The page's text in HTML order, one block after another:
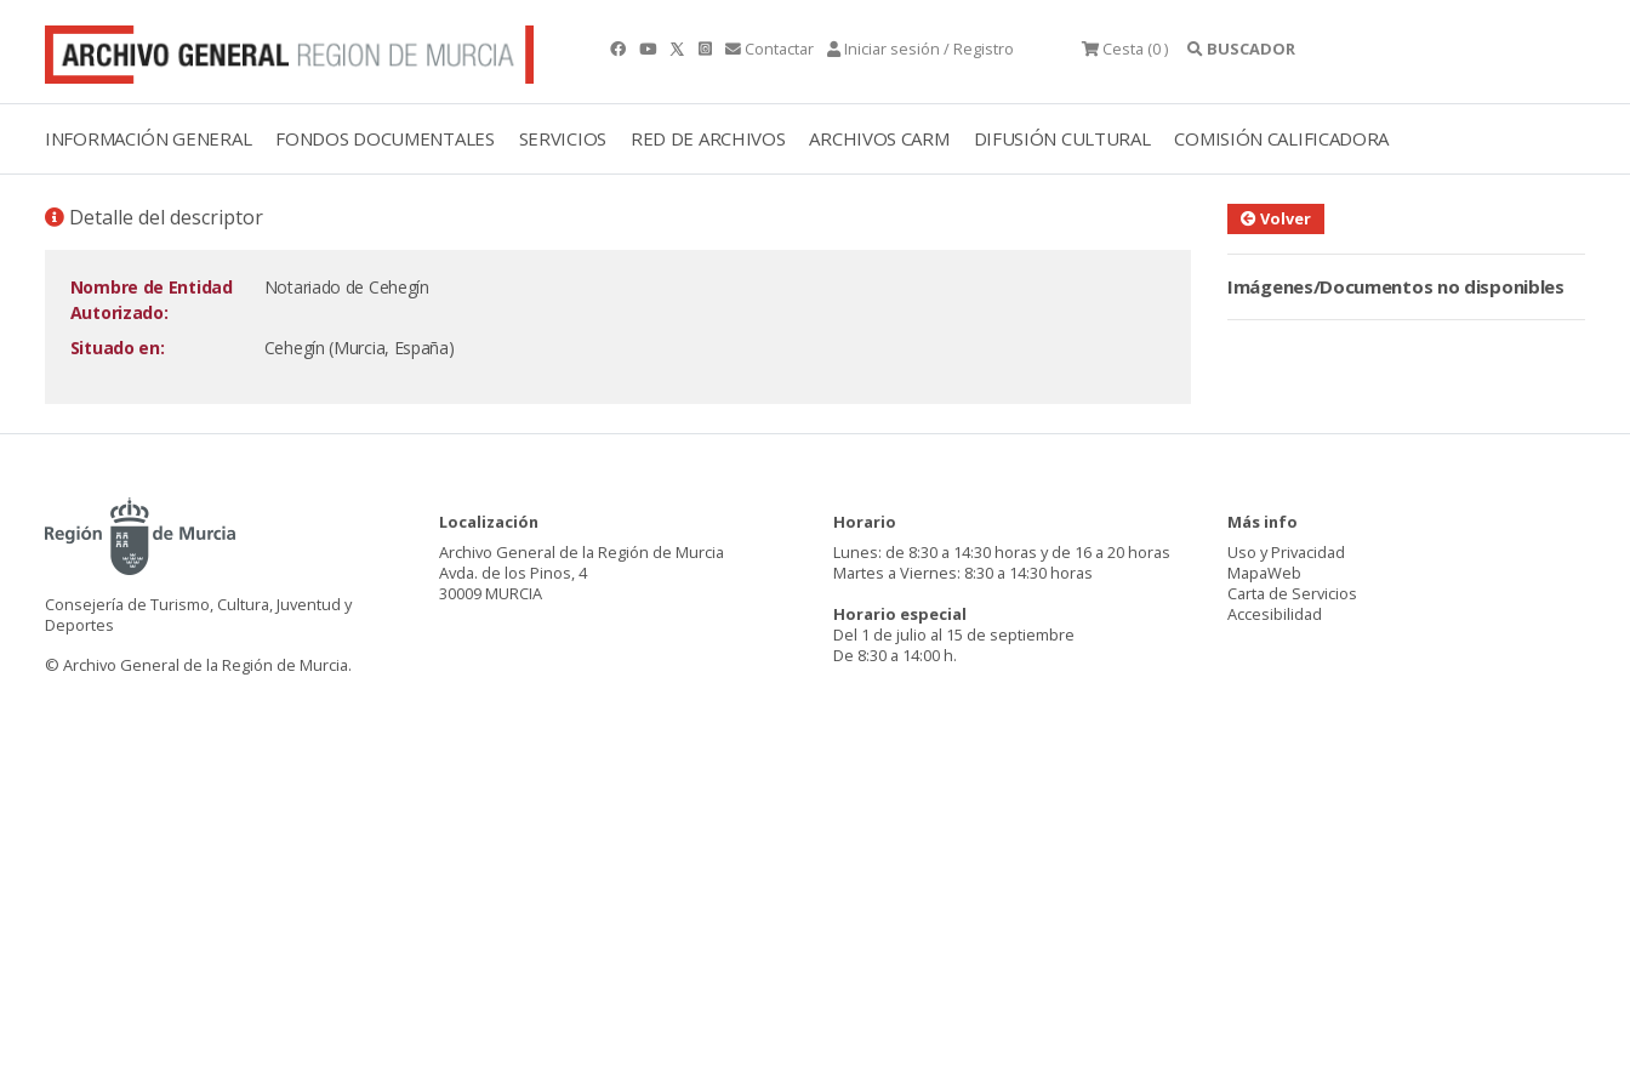
Contactar Iniciar sesión / Registro Cesta (0 ) BUSCADOR
INFORMACIÓN GENERAL FONDOS DOCUMENTALES SERVICIOS RED DE ARCHIVOS ARCHIVOS CARM DIFUSIÓN CULTURAL COMISIÓN CALIFICADORA
Detalle del descriptor
Nombre de Entidad
Autorizado:
Notariado de Cehegín
Situado en: Cehegín (Murcia, España)
Volver
Imágenes/Documentos no disponibles
Consejería de Turismo, Cultura, Juventud y
Deportes
© Archivo General de la Región de Murcia.
Localización
Archivo General de la Región de Murcia
Avda. de los Pinos, 4
30009 MURCIA
Horario
Lunes: de 8:30 a 14:30 horas y de 16 a 20 horas
Martes a Viernes: 8:30 a 14:30 horas
Horario especial
Del 1 de julio al 15 de septiembre
De 8:30 a 14:00 h.
Más info
Uso y Privacidad
MapaWeb
Carta de Servicios
Accesibilidad